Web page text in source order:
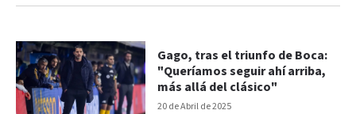
20 de Abril de 2025
Gago, tras el triunfo de Boca:
"Queríamos seguir ahí arriba,
más allá del clásico"